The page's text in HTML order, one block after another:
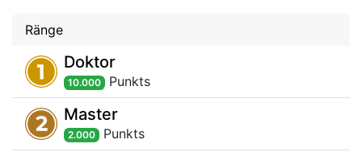
Ränge
Doktor
10.000 Punkts
Master
2.000 Punkts